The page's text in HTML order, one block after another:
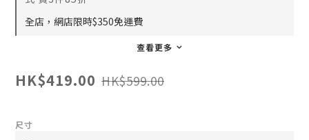
全店，網店限時$350免運費
查看更多
HK$419.00 HK$599.00
尺寸